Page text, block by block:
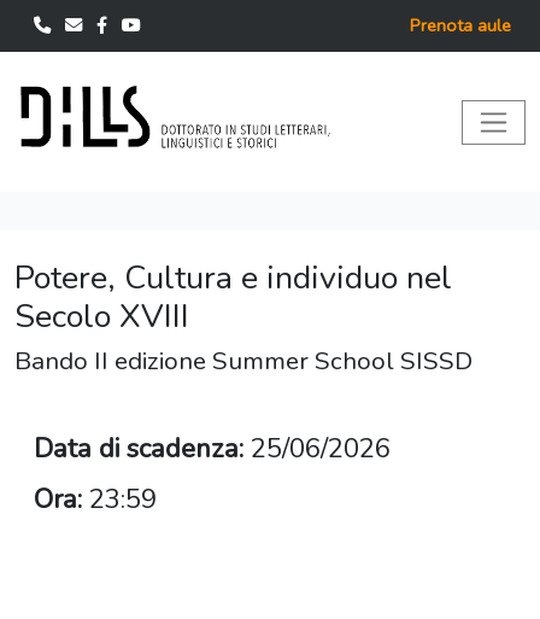
Prenota aule
Potere, Cultura e individuo nel
Secolo XVIII
Bando II edizione Summer School SISSD
Data di scadenza: 25/06/2026
Ora: 23:59